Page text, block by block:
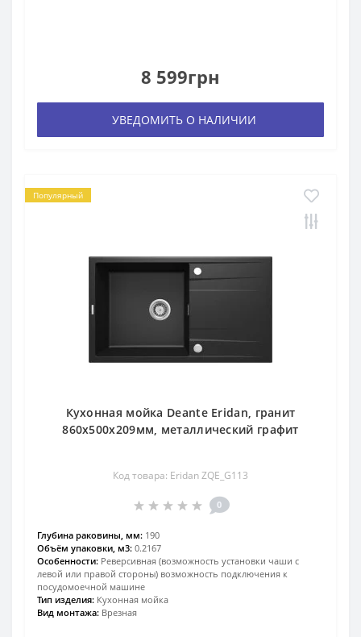
8 599грн
УВЕДОМИТЬ О НАЛИЧИИ
Популярный
Кухонная мойка Deante Eridan, гранит
860х500х209мм, металлический графит
Код товара: Eridan ZQE_G113
0
Глубина раковины, мм: 190
Объём упаковки, м3: 0.2167
Особенности: Реверсивная (возможность установки чаши с
левой или правой стороны) возможность подключения к
посудомоечной машине
Тип изделия: Кухонная мойка
Вид монтажа: Врезная